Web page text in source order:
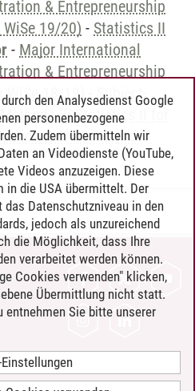
& Entrepreneurship
19/20) - Statistics II
- Major International
& Entrepreneurship
WiSe 18/19)-Subject-
II: Statistics II for
and Economics
den Analysedienst Google
personenbezogene
Zudem übermitteln wir
an Videodienste (YouTube,
Videos anzuzeigen. Diese
in die USA übermittelt. Der
Datenschutzniveau in den
jedoch als unzureichend
die Möglichkeit, dass Ihre
verarbeitet werden können.
Cookies verwenden" klicken,
Übermittlung nicht statt.
entnehmen Sie bitte unserer